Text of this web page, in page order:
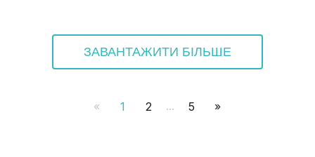
ЗАВАНТАЖИТИ БІЛЬШЕ
« 1 2 ... 5 »